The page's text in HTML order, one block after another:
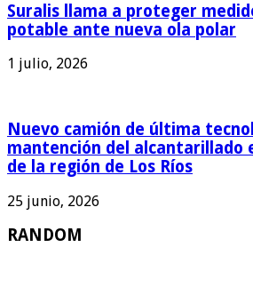
Suralis llama a proteger
potable ante nueva ola polar
1 julio, 2026
Nuevo camión de última
mantención del alcantarillado
de la región de Los Ríos
25 junio, 2026
RANDOM